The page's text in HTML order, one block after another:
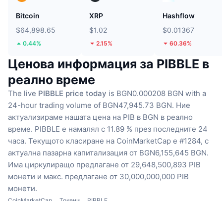
Bitcoin
$64,898.65
0.44%
XRP
$1.02
2.15%
Hashflow
$0.01367
60.36%
Ценова информация за PIBBLE в
реално време
The live PIBBLE price today is BGN0.000208 BGN with a
24-hour trading volume of BGN47,945.73 BGN. Ние
актуализираме нашата цена на PIB в BGN в реално
време. PIBBLE е намалял с 11.89 % през последните 24
часа. Текущото класиране на CoinMarketCap е #1284, с
актуална пазарна капитализация от BGN6,155,645 BGN.
Има циркулиращо предлагане от 29,648,500,893 PIB
монети и макс. предлагане от 30,000,000,000 PIB
монети.